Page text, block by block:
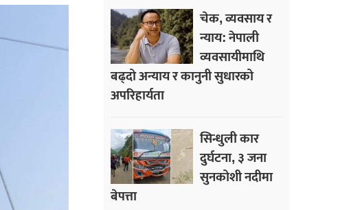
चेक, व्यवसाय र
न्याय: नेपाली
व्यवसायीमाथि
बढ्दो अन्याय र कानुनी सुधारको
अपरिहार्यता
सिन्धुली कार
दुर्घटना, ३ जना
सुनकोशी नदीमा
बेपत्ता